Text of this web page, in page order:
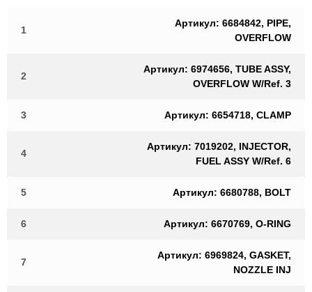
1
Артикул: 6684842, PIPE,
OVERFLOW
2
Артикул: 6974656, TUBE ASSY,
OVERFLOW W/Ref. 3
3 Артикул: 6654718, CLAMP
4
Артикул: 7019202, INJECTOR,
FUEL ASSY W/Ref. 6
5 Артикул: 6680788, BOLT
6 Артикул: 6670769, O-RING
7
Артикул: 6969824, GASKET,
NOZZLE INJ